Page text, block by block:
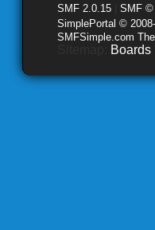
SMF 2.0.15 SMF ©
SimplePortal ©
SMFSimple.com
Boards